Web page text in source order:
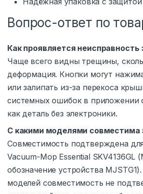
Вопрос-ответ по
Как проявляется
Чаще всего видны трещины,
деформация. Кнопки могут
или залипать из-за перекоса
системных ошибок в приложении
как деталь без электроники.
С какими моделями совместима
Совместимость подтверждена
Vacuum-Mop Essential SKV4136GL
обозначение устройства
моделей совместимость не